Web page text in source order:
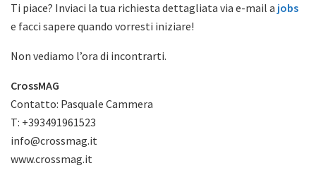
Ti piace? Inviaci la tua richiesta dettagliata via e-mail a jobs
e facci sapere quando vorresti iniziare!
Non vediamo l’ora di incontrarti.
CrossMAG
Contatto: Pasquale Cammera
T: +393491961523
info@crossmag.it
www.crossmag.it